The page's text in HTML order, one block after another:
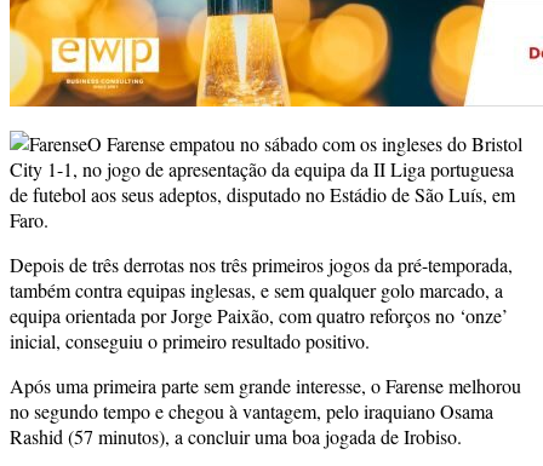
O Farense empatou no sábado com os ingleses do Bristol
City 1-1, no jogo de apresentação da equipa da II Liga portuguesa
de futebol aos seus adeptos, disputado no Estádio de São Luís, em
Faro.
Depois de três derrotas nos três primeiros jogos da pré-temporada,
também contra equipas inglesas, e sem qualquer golo marcado, a
equipa orientada por Jorge Paixão, com quatro reforços no ‘onze’
inicial, conseguiu o primeiro resultado positivo.
Após uma primeira parte sem grande interesse, o Farense melhorou
no segundo tempo e chegou à vantagem, pelo iraquiano Osama
Rashid (57 minutos), a concluir uma boa jogada de Irobiso.